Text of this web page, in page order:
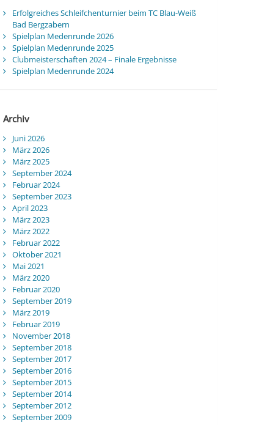
Erfolgreiches Schleifchenturnier beim TC Blau-Weiß
Bad Bergzabern
Spielplan Medenrunde 2026
Spielplan Medenrunde 2025
Clubmeisterschaften 2024 – Finale Ergebnisse
Spielplan Medenrunde 2024
Archiv
Juni 2026
März 2026
März 2025
September 2024
Februar 2024
September 2023
April 2023
März 2023
März 2022
Februar 2022
Oktober 2021
Mai 2021
März 2020
Februar 2020
September 2019
März 2019
Februar 2019
November 2018
September 2018
September 2017
September 2016
September 2015
September 2014
September 2012
September 2009